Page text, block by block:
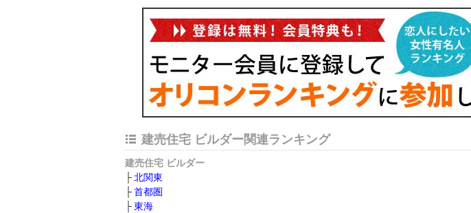
建売住宅 ビルダー関連ランキング
建売住宅 ビルダー
北関東
首都圏
東海